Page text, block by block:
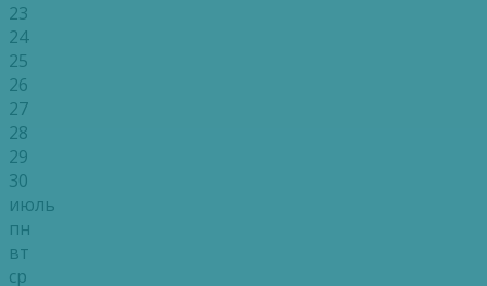
23
24
25
26
27
28
29
30
июль
пн
вт
ср